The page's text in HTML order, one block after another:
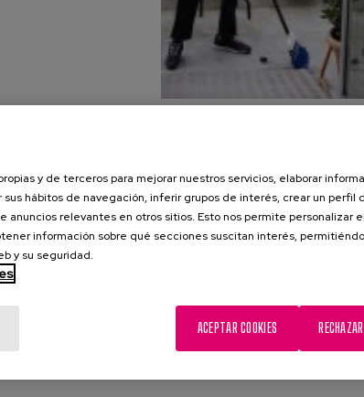
y de terceros para mejorar nuestros servicios, elaborar
hábitos de navegación, inferir grupos de interés, crear un perfil
anuncios relevantes en otros sitios. Esto nos permite personalizar
información sobre qué secciones suscitan interés,
y su seguridad.
ACEPTAR COOKIES